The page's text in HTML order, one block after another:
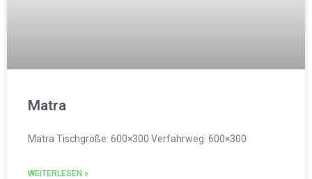
Matra
Matra Tischgröße: 600×300 Verfahrweg: 600×300
WEITERLESEN »